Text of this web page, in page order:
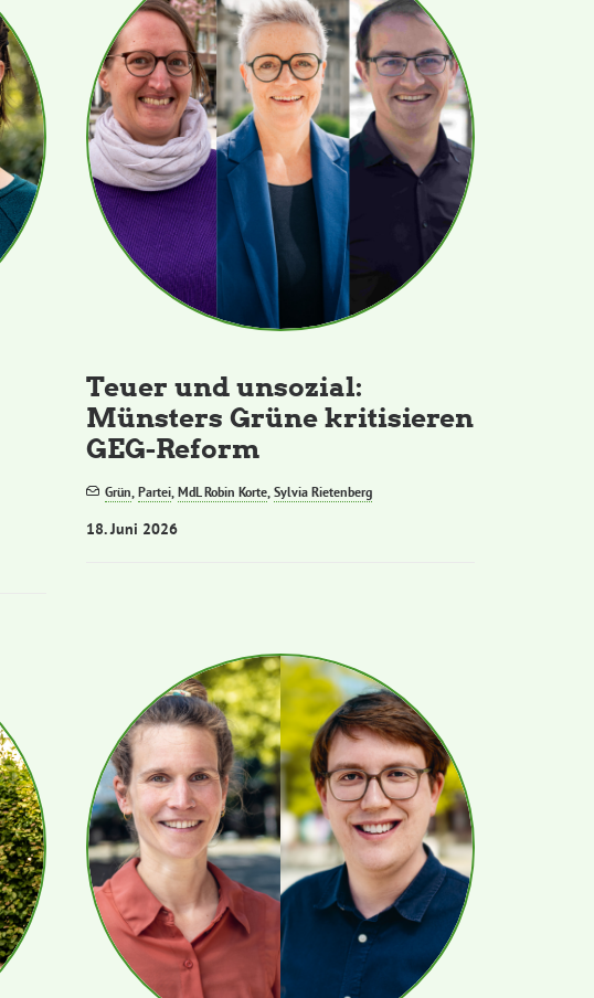
Teuer und unsozial:
Münsters Grüne kritisieren
GEG-Reform
Grün,Partei,MdL Robin Korte,Sylvia Rietenberg
18. Juni 2026